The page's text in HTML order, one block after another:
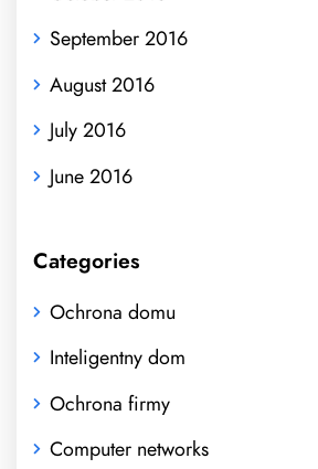
September 2016
August 2016
July 2016
June 2016
Categories
Ochrona domu
Inteligentny dom
Ochrona firmy
Computer networks